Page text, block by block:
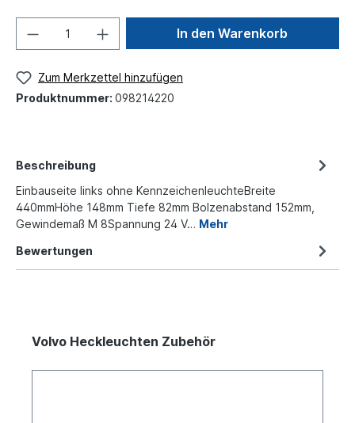
In den Warenkorb
Zum Merkzettel hinzufügen
Produktnummer: 098214220
Beschreibung
Einbauseite links ohne KennzeichenleuchteBreite
440mmHöhe 148mm Tiefe 82mm Bolzenabstand 152mm,
Gewindemaß M 8Spannung 24 V… Mehr
Bewertungen
Volvo Heckleuchten Zubehör